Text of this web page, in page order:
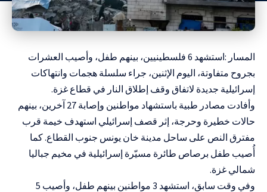
المسار :استشهد 6 فلسطينيين، بينهم طفل، وأصيب العشرات
بجروح متفاوتة، اليوم الإثنين، جراء سلسلة هجمات وانتهاكات
إسرائيلية جديدة لاتفاق وقف إطلاق النار في قطاع غزة.
وأفادت مصادر طبية باستشهاد مواطنين وإصابة 27 آخرين، بينهم
حالات خطيرة وحرجة، إثر قصف إسرائيلي استهدف خيمة قرب
مفترق النص على ساحل مدينة خان يونس جنوب القطاع. كما
أُصيب طفل برصاص طائرة مسيّرة إسرائيلية في مخيم جباليا
شمالي غزة.
وفي وقت سابق، استشهد 3 مواطنين بينهم طفل، وأصيب 5